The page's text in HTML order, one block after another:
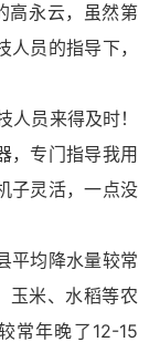
永云，虽然第
员的指导下，
员来得及时！
，专门指导我用
子灵活，一点没
均降水量较常
玉米、水稻等农
常年晚了12-15